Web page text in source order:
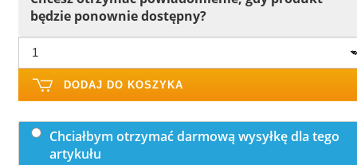
będzie ponownie dostępny?
DODAJ DO KOSZYKA
Chciałbym otrzymać darmową wysyłkę dla tego
artykułu